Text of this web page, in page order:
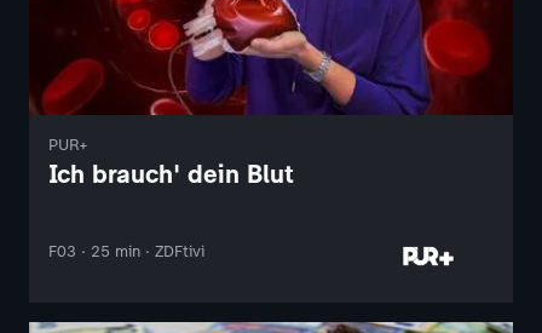
PUR+
Ich brauch' dein Blut
F03 · 25 min · ZDFtivi